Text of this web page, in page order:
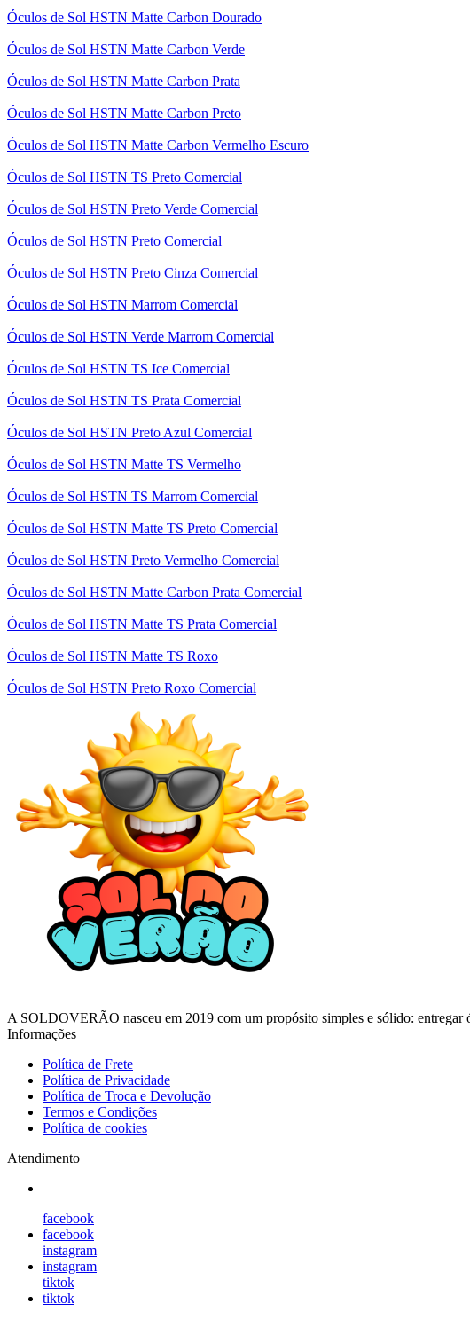
Óculos de Sol HSTN Matte Carbon Dourado
Óculos de Sol HSTN Matte Carbon Verde
Óculos de Sol HSTN Matte Carbon Prata
Óculos de Sol HSTN Matte Carbon Preto
Óculos de Sol HSTN Matte Carbon Vermelho Escuro
Óculos de Sol HSTN TS Preto Comercial
Óculos de Sol HSTN Preto Verde Comercial
Óculos de Sol HSTN Preto Comercial
Óculos de Sol HSTN Preto Cinza Comercial
Óculos de Sol HSTN Marrom Comercial
Óculos de Sol HSTN Verde Marrom Comercial
Óculos de Sol HSTN TS Ice Comercial
Óculos de Sol HSTN TS Prata Comercial
Óculos de Sol HSTN Preto Azul Comercial
Óculos de Sol HSTN Matte TS Vermelho
Óculos de Sol HSTN TS Marrom Comercial
Óculos de Sol HSTN Matte TS Preto Comercial
Óculos de Sol HSTN Preto Vermelho Comercial
Óculos de Sol HSTN Matte Carbon Prata Comercial
Óculos de Sol HSTN Matte TS Prata Comercial
Óculos de Sol HSTN Matte TS Roxo
Óculos de Sol HSTN Preto Roxo Comercial
A SOLDOVERÃO nasceu em 2019 com um propósito simples e sólido: entregar
Informações
Política de Frete
Política de Privacidade
Política de Troca e Devolução
Termos e Condições
Política de cookies
Atendimento
facebook
facebook
instagram
instagram
tiktok
tiktok